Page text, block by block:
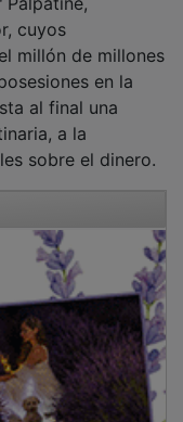
cuyos
millón de millones
en la
al final una
a la
sobre el dinero.